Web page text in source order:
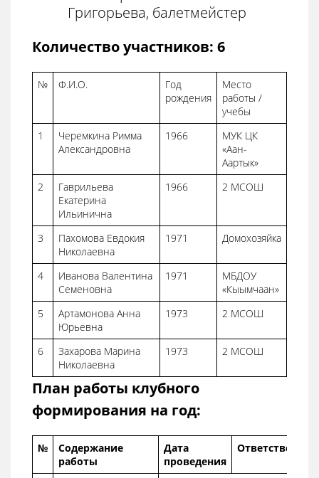
Григорьева, балетмейстер
Количество участников: 6
№ Ф.И.О.
Год
рождения
Место
работы /
учебы
1
Черемкина Римма
Александровна
1966
МУК ЦК
«Аан-
Аартык»
2
Гаврильева
Екатерина
Ильинична
1966 2 МСОШ
3
Пахомова Евдокия
Николаевна
1971 Домохозяйка
4
Иванова Валентина
Семеновна
1971
МБДОУ
«Кыымчаан»
5
Артамонова Анна
Юрьевна
1973 2 МСОШ
6
Захарова Марина
Николаевна
1973 2 МСОШ
План работы клубного
формирования на год:
№
Содержание
работы
Дата
проведения
Ответственный